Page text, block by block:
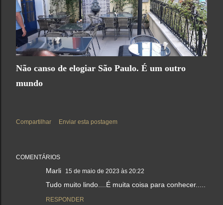
Não canso de elogiar São Paulo. É um outro
mundo
Compartilhar Enviar esta postagem
COMENTÁRIOS
Marli 15 de maio de 2023 às 20:22
Tudo muito lindo....É muita coisa para conhecer.....
RESPONDER